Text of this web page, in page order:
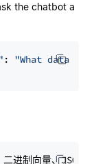
the chatbot a
: "What data